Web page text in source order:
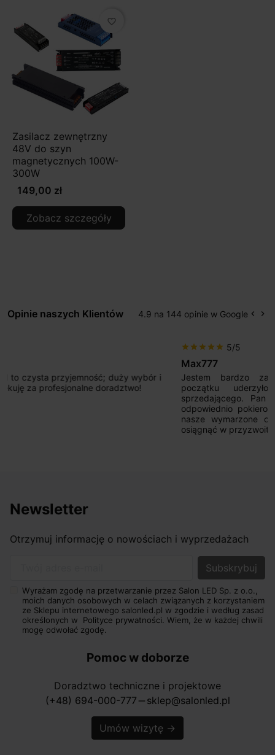
favorite_border
Zasilacz zewnętrzny
48V do szyn
magnetycznych 100W-
300W
149,00 zł
Zobacz szczegóły
Opinie naszych Klientów 4.9 na 144 opinie w Google keyboard_arrow_left keyboard_arrow_right
Jestem bardzo zadowolony. Przede wszystkim od
początku uderzyło mnie profesjonalne podejście
sprzedającego. Pan ma duże doświadczenie i potrafi
odpowiednio pokierować i doradzić dzięki czemu mamy
nasze wymarzone oświetlenie. Dodatkowo udało się to
Newsletter
Otrzymuj informację o nowościach i wyprzedażach
Wyrażam zgodę na przetwarzanie przez Salon LED Sp. z o.o.,
moich danych osobowych w celach związanych z korzystaniem
ze Sklepu internetowego salonled.pl w zgodzie i według zasad
określonych w Polityce prywatności. Wiem, że w każdej chwili
mogę odwołać zgodę.
Pomoc w doborze
Doradztwo techniczne i projektowe
(+48) 694-000-777 horizontal_rule sklep@salonled.pl
Umów wizytę →